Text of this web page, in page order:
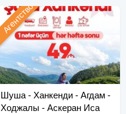
Шуша - Ханкенди - Агдам -
Ходжалы - Аскеран Иса
Агентство